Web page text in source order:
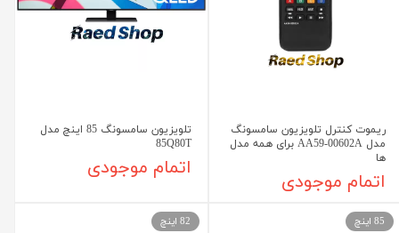
ریموت کنترل تلویزیون سامسونگ
مدل AA59-00602A برای همه مدل
ها
اتمام موجودی
تلویزیون سامسونگ 85 اینچ مدل
85Q80T
اتمام موجودی
85 اینچ 82 اینچ